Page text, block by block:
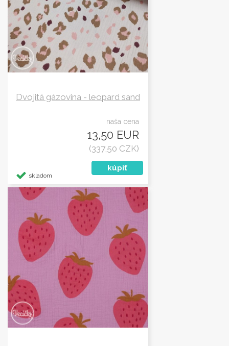
Dvojitá gázovina - leopard sand
naša cena
13,50 EUR
(337,50 CZK)
skladom